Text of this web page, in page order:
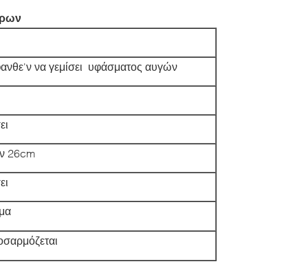
να γεμίσει υφάσματος αυγών
26cm